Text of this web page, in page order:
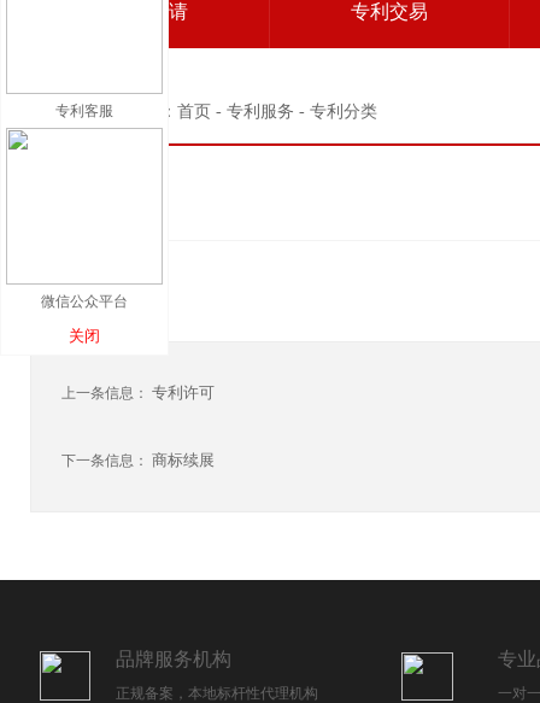
专利申请 专利交易
当前位置：首页 - 专利服务 - 专利分类
专利转让
上一条信息： 专利许可
下一条信息： 商标续展
品牌服务机构
正规备案，本地标杆性代理机构
专
一对
专利客服
微信公众平台
关闭